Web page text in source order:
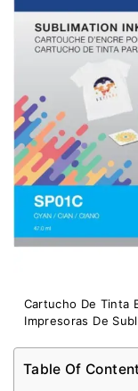
Cartucho De Tinta
Impresoras De
Table Of